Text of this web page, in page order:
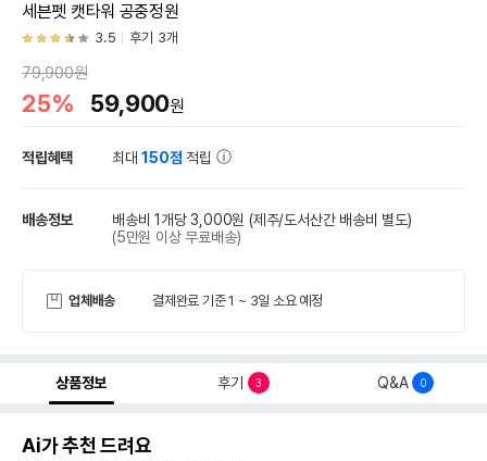
세븐펫 캣타워 공중정원
3.5 후기 3개
79,900원
25% 59,900원
적립혜택 최대150점 적립
배송정보 배송비 1개당 3,000원 (제주/도서산간 배송비 별도)
(5만원 이상 무료배송)
업체배송 결제완료 기준 1 ~ 3일 소요 예정
상품정보 후기 3 Q&A 0
Ai가 추천 드려요